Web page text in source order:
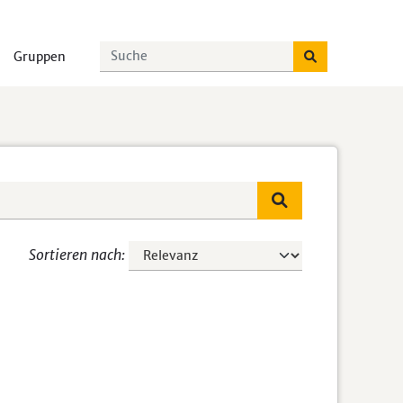
Gruppen
Sortieren nach